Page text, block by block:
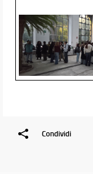
Condividi